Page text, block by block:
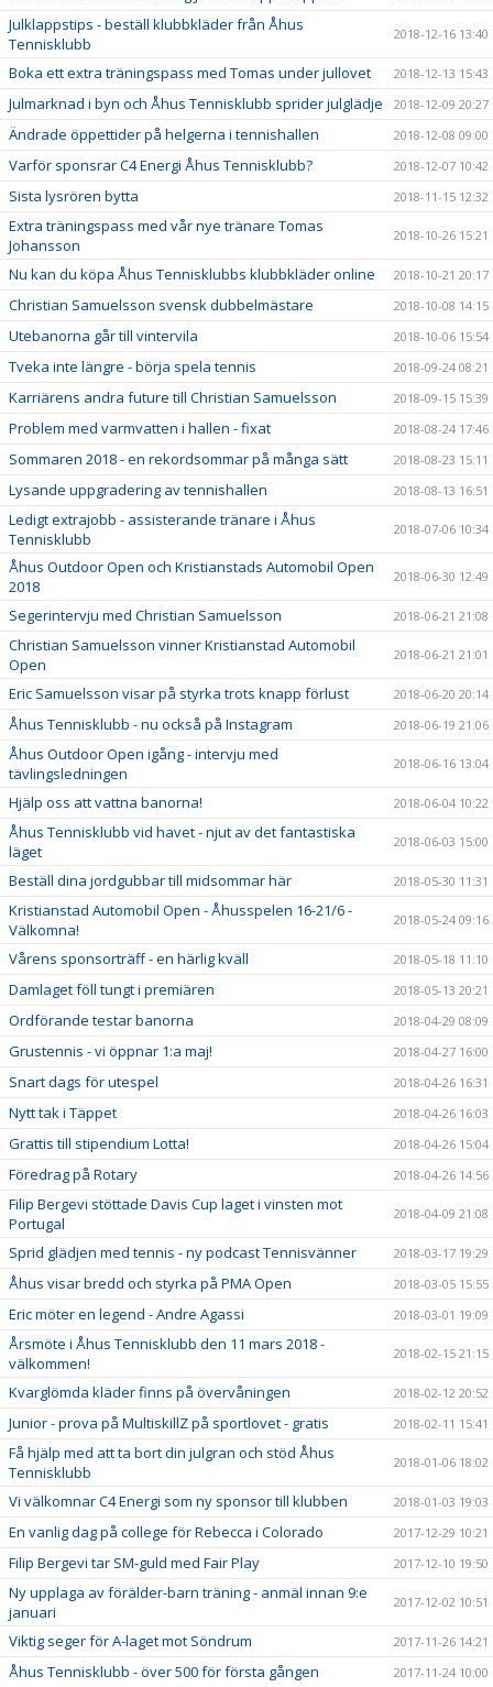
Julklappstips - beställ klubbkläder från Åhus
Tennisklubb
2018-12-16 13:40
Boka ett extra träningspass med Tomas under jullovet 2018-12-13 15:43
Julmarknad i byn och Åhus Tennisklubb sprider julglädje 2018-12-09 20:27
Ändrade öppettider på helgerna i tennishallen 2018-12-08 09:00
Varför sponsrar C4 Energi Åhus Tennisklubb? 2018-12-07 10:42
Sista lysrören bytta 2018-11-15 12:32
Extra träningspass med vår nye tränare Tomas
Johansson
2018-10-26 15:21
Nu kan du köpa Åhus Tennisklubbs klubbkläder online 2018-10-21 20:17
Christian Samuelsson svensk dubbelmästare 2018-10-08 14:15
Utebanorna går till vintervila 2018-10-06 15:54
Tveka inte längre - börja spela tennis 2018-09-24 08:21
Karriärens andra future till Christian Samuelsson 2018-09-15 15:39
Problem med varmvatten i hallen - fixat 2018-08-24 17:46
Sommaren 2018 - en rekordsommar på många sätt 2018-08-23 15:11
Lysande uppgradering av tennishallen 2018-08-13 16:51
Ledigt extrajobb - assisterande tränare i Åhus
Tennisklubb
2018-07-06 10:34
Åhus Outdoor Open och Kristianstads Automobil Open
2018
2018-06-30 12:49
Segerintervju med Christian Samuelsson 2018-06-21 21:08
Christian Samuelsson vinner Kristianstad Automobil
Open
2018-06-21 21:01
Eric Samuelsson visar på styrka trots knapp förlust 2018-06-20 20:14
Åhus Tennisklubb - nu också på Instagram 2018-06-19 21:06
Åhus Outdoor Open igång - intervju med
tävlingsledningen
2018-06-16 13:04
Hjälp oss att vattna banorna! 2018-06-04 10:22
Åhus Tennisklubb vid havet - njut av det fantastiska
läget
2018-06-03 15:00
Beställ dina jordgubbar till midsommar här 2018-05-30 11:31
Kristianstad Automobil Open - Åhusspelen 16-21/6 -
Välkomna!
2018-05-24 09:16
Vårens sponsorträff - en härlig kväll 2018-05-18 11:10
Damlaget föll tungt i premiären 2018-05-13 20:21
Ordförande testar banorna 2018-04-29 08:09
Grustennis - vi öppnar 1:a maj! 2018-04-27 16:00
Snart dags för utespel 2018-04-26 16:31
Nytt tak i Täppet 2018-04-26 16:03
Grattis till stipendium Lotta! 2018-04-26 15:04
Föredrag på Rotary 2018-04-26 14:56
Filip Bergevi stöttade Davis Cup laget i vinsten mot
Portugal
2018-04-09 21:08
Sprid glädjen med tennis - ny podcast Tennisvänner 2018-03-17 19:29
Åhus visar bredd och styrka på PMA Open 2018-03-05 15:55
Eric möter en legend - Andre Agassi 2018-03-01 19:09
Årsmöte i Åhus Tennisklubb den 11 mars 2018 -
välkommen!
2018-02-15 21:15
Kvarglömda kläder finns på övervåningen 2018-02-12 20:52
Junior - prova på MultiskillZ på sportlovet - gratis 2018-02-11 15:41
Få hjälp med att ta bort din julgran och stöd Åhus
Tennisklubb
2018-01-06 18:02
Vi välkomnar C4 Energi som ny sponsor till klubben 2018-01-03 19:03
En vanlig dag på college för Rebecca i Colorado 2017-12-29 10:21
Filip Bergevi tar SM-guld med Fair Play 2017-12-10 19:50
Ny upplaga av förälder-barn träning - anmäl innan 9:e
januari
2017-12-02 10:51
Viktig seger för A-laget mot Söndrum 2017-11-26 14:21
Åhus Tennisklubb - över 500 för första gången 2017-11-24 10:00